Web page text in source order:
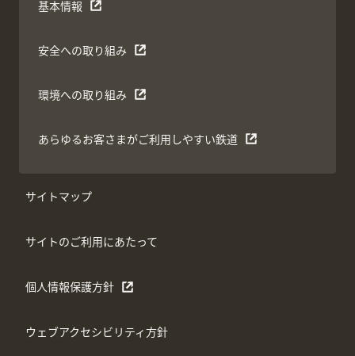
基本情報
安全への取り組み
環境への取り組み
あらゆるお客さまがご利用しやすい鉄道
サイトマップ
サイトのご利用にあたって
個人情報保護方針
ウェブアクセシビリティ方針